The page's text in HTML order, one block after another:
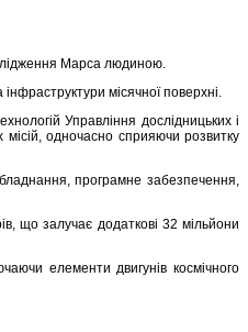
Марса людиною.
місячної поверхні.
Управління дослідницьких і
місій, одночасно сприяючи розвитку
програмне забезпечення,
що залучає додаткові 32 мільйони
елементи двигунів космічного